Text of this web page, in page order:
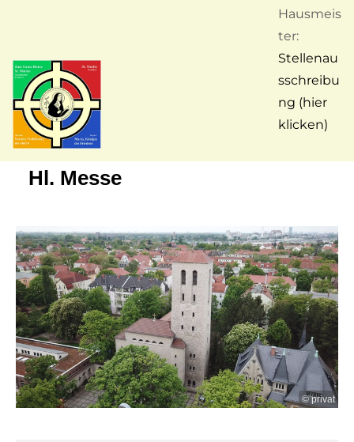
Hausmeis
ter:
Stellenau
sschreibu
ng (hier
klicken)
Hl. Messe
© privat